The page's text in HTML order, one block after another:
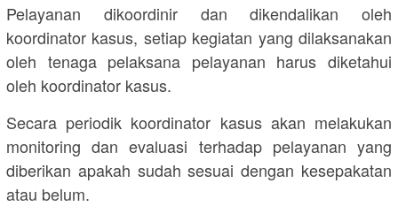
Pelayanan dikoordinir dan dikendalikan oleh
koordinator kasus, setiap kegiatan yang dilaksanakan
oleh tenaga pelaksana pelayanan harus diketahui
oleh koordinator kasus.
Secara periodik koordinator kasus akan melakukan
monitoring dan evaluasi terhadap pelayanan yang
diberikan apakah sudah sesuai dengan kesepakatan
atau belum.